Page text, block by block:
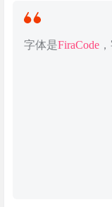
字体是FiraCode